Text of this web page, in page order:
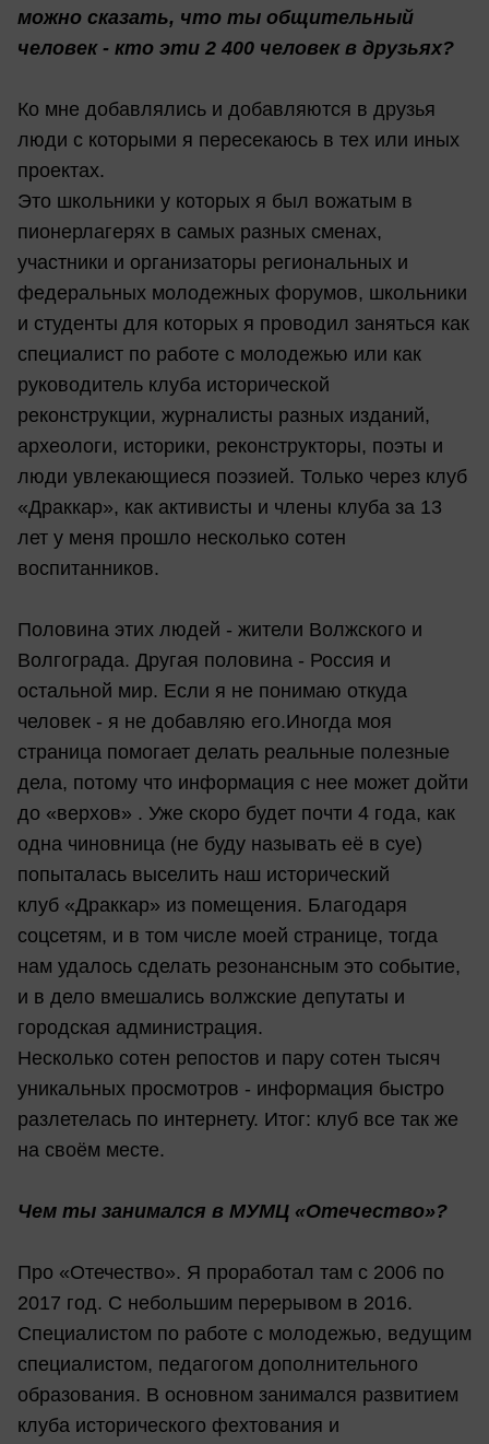
можно сказать, что ты общительный
человек - кто эти 2 400 человек в друзьях?
Ко мне добавлялись и добавляются в друзья
люди с которыми я пересекаюсь в тех или иных
проектах.
Это школьники у которых я был вожатым в
пионерлагерях в самых разных сменах,
участники и организаторы региональных и
федеральных молодежных форумов, школьники
и студенты для которых я проводил заняться как
специалист по работе с молодежью или как
руководитель клуба исторической
реконструкции, журналисты разных изданий,
археологи, историки, реконструкторы, поэты и
люди увлекающиеся поэзией. Только через клуб
«Драккар», как активисты и члены клуба за 13
лет у меня прошло несколько сотен
воспитанников.
Половина этих людей - жители Волжского и
Волгограда. Другая половина - Россия и
остальной мир. Если я не понимаю откуда
человек - я не добавляю его.Иногда моя
страница помогает делать реальные полезные
дела, потому что информация с нее может дойти
до «верхов» . Уже скоро будет почти 4 года, как
одна чиновница (не буду называть её в суе)
попыталась выселить наш исторический
клуб «Драккар» из помещения. Благодаря
соцсетям, и в том числе моей странице, тогда
нам удалось сделать резонансным это событие,
и в дело вмешались волжские депутаты и
городская администрация.
Несколько сотен репостов и пару сотен тысяч
уникальных просмотров - информация быстро
разлетелась по интернету. Итог: клуб все так же
на своём месте.
Чем ты занимался в МУМЦ «Отечество»?
Про «Отечество». Я проработал там с 2006 по
2017 год. С небольшим перерывом в 2016.
Специалистом по работе с молодежью, ведущим
специалистом, педагогом дополнительного
образования. В основном занимался развитием
клуба исторического фехтования и